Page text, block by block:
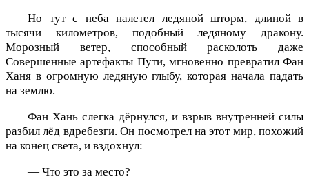
Но тут с неба налетел ледяной шторм, длиной в
тысячи километров, подобный ледяному дракону.
Морозный ветер, способный расколоть даже
Совершенные артефакты Пути, мгновенно превратил Фан
Ханя в огромную ледяную глыбу, которая начала падать
на землю.
Фан Хань слегка дёрнулся, и взрыв внутренней силы
разбил лёд вдребезги. Он посмотрел на этот мир, похожий
на конец света, и вздохнул:
— Что это за место?